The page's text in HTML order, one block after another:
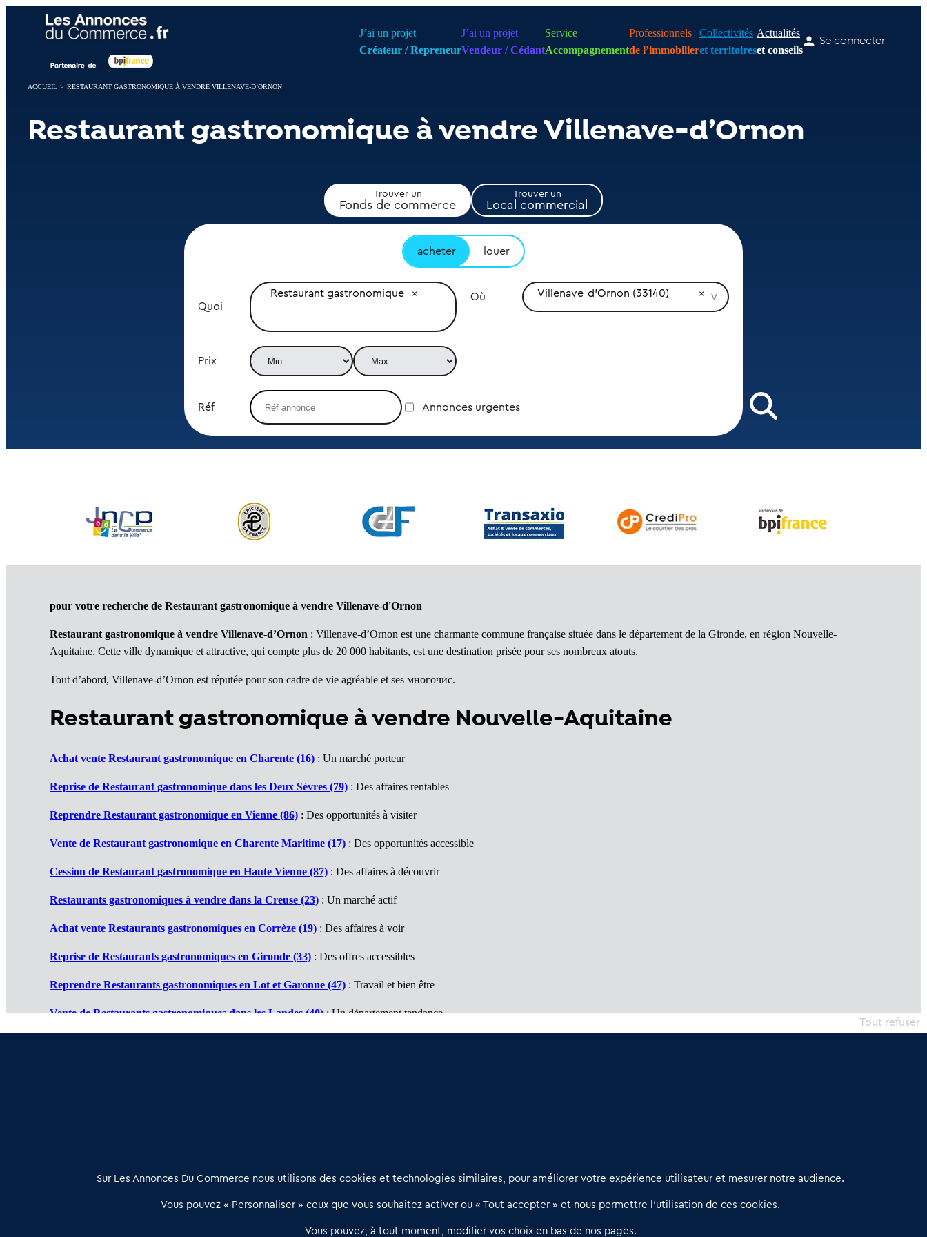
J’ai un projet
Créateur / Repreneur
J’ai un projet
Vendeur / Cédant
Service
Accompagnement
Professionnels
de l’immobilier
Collectivités
et territoires
Actualités
et conseils
Se connecter
ACCUEIL > RESTAURANT GASTRONOMIQUE À VENDRE VILLENAVE-D’ORNON
Restaurant gastronomique à vendre Villenave-d’Ornon
Trouver un
Fonds de commerce
Trouver un
Local commercial
acheter louer
Quoi
Restaurant gastronomique Où Villenave-d'Ornon (33140)
Prix
Réf Annonces urgentes
pour votre recherche de Restaurant gastronomique à vendre Villenave-d'Ornon
Restaurant gastronomique à vendre Villenave-d’Ornon : Villenave-d’Ornon est une charmante commune française située dans le département de la Gironde, en région Nouvelle-
Aquitaine. Cette ville dynamique et attractive, qui compte plus de 20 000 habitants, est une destination prisée pour ses nombreux atouts.
Tout d’abord, Villenave-d’Ornon est réputée pour son cadre de vie agréable et ses многочис.
Restaurant gastronomique à vendre Nouvelle-Aquitaine
Achat vente Restaurant gastronomique en Charente (16) : Un marché porteur
Reprise de Restaurant gastronomique dans les Deux Sèvres (79) : Des affaires rentables
Reprendre Restaurant gastronomique en Vienne (86) : Des opportunités à visiter
Vente de Restaurant gastronomique en Charente Maritime (17) : Des opportunités accessible
Cession de Restaurant gastronomique en Haute Vienne (87) : Des affaires à découvrir
Restaurants gastronomiques à vendre dans la Creuse (23) : Un marché actif
Achat vente Restaurants gastronomiques en Corrèze (19) : Des affaires à voir
Reprise de Restaurants gastronomiques en Gironde (33) : Des offres accessibles
Reprendre Restaurants gastronomiques en Lot et Garonne (47) : Travail et bien être
Vente de Restaurants gastronomiques dans les Landes (40): Un département tendance
relation qualifiée conçu pour les acteurs de l’immobilier commercial
02 54 56 03 17
Contactez-nous
Notre solution
Petitscommerces : Un partenariat au service du commerce de
Panneau de gestion des cookies
Sur Les Annonces Du Commerce nous utilisons des cookies et technologies similaires, pour améliorer votre expérience utilisateur et mesurer notre audience.
Vous pouvez « Personnaliser » ceux que vous souhaitez activer ou « Tout accepter » et nous permettre l’utilisation de ces cookies.
Vous pouvez, à tout moment, modifier vos choix en bas de nos pages.
Tout refuser